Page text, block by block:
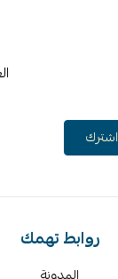
اشترك
روابط تهمك